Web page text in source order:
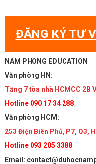
ĐĂNG KÝ TƯ
NAM PHONG EDUCATION
Văn phòng HN:
Tầng 7 tòa nhà HCMCC 2B
Hotline 090 17 34 288
Văn phòng HCM:
253 Điện Biên Phủ, P7, Q3,
Hotline 093 205 3388
Email: